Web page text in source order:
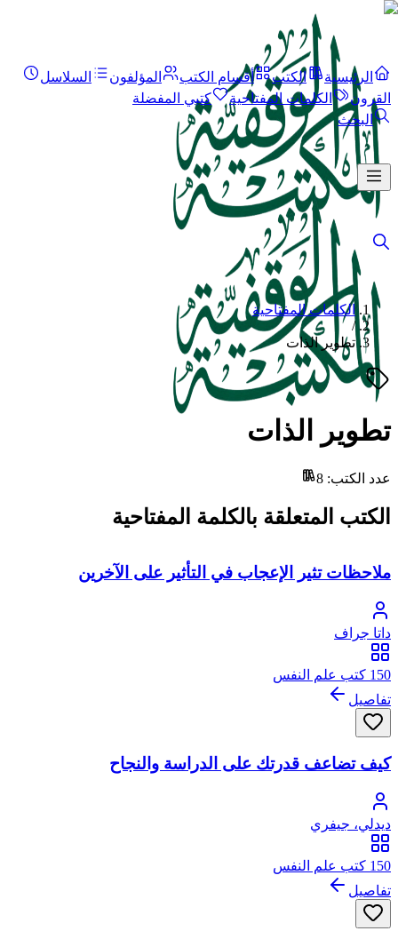
الرئيسية الكتب أقسام الكتب المؤلفون
السلاسل
القرون
الكلمات المفتاحية
كتبي المفضلة
البحث
الكلمات المفتاحية
/
تطوير الذات
تطوير الذات
عدد الكتب:
8
الكتب المتعلقة بالكلمة المفتاحية
ملاحظات تثير الإعجاب في التأثير على الآخرين
داتا جراف
150 كتب علم النفس
تفاصيل
كيف تضاعف قدرتك على الدراسة والنجاح
ديدلي، جيفري
150 كتب علم النفس
تفاصيل